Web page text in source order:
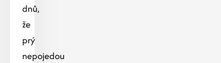
dnů,
že
prý
nepojedou